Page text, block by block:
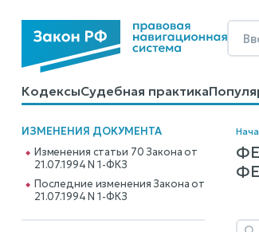
КодексыСудебная практика
КалькуляторыСправочные
ИЗМЕНЕНИЯ ДОКУМЕНТА
Изменения статьи 70 Закона от
21.07.1994 N 1-ФКЗ
Последние изменения Закона от
21.07.1994 N 1-ФКЗ